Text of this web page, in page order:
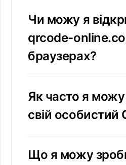
Чи можу я
qrcode-
браузерах?
Як часто я
свій особистий
Що я можу